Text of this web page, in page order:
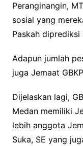
Peranginangin,
sosial yang
Paskah
Adapun jumlah
juga Jemaat
Dijelaskan lagi,
Medan memiliki
lebih anggota
Suka, SE yang